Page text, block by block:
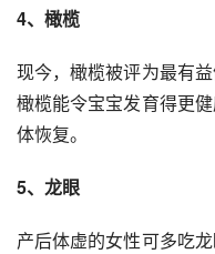
4、橄榄
现今，橄榄被评为最有
橄榄能令宝宝发育得更
体恢复。
5、龙眼
产后体虚的女性可多吃